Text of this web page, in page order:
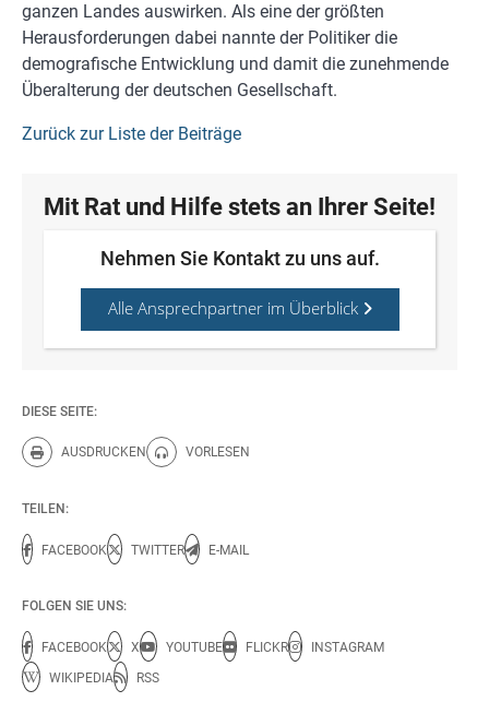
ganzen Landes auswirken. Als eine der größten
Herausforderungen dabei nannte der Politiker die
demografische Entwicklung und damit die zunehmende
Überalterung der deutschen Gesellschaft.
Zurück zur Liste der Beiträge
Mit Rat und Hilfe stets an Ihrer Seite!
Nehmen Sie Kontakt zu uns auf.
Alle Ansprechpartner im Überblick
DIESE SEITE:
AUSDRUCKEN
Diese Seite drucken.
VORLESEN
Diese Seite vorlesen.
TEILEN:
FACEBOOK TWITTER E-MAIL
FOLGEN SIE UNS:
FACEBOOK X YOUTUBE FLICKR
INSTAGRAM
WIKIPEDIA
RSS